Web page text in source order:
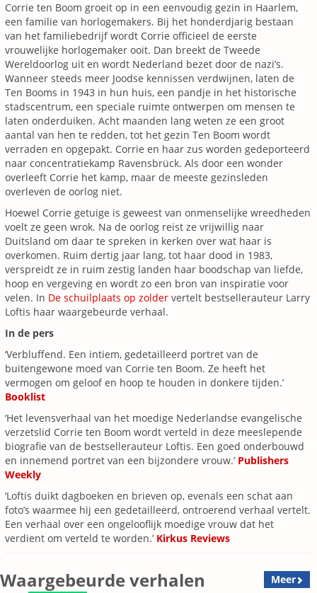
Corrie ten Boom groeit op in een eenvoudig gezin in Haarlem,
een familie van horlogemakers. Bij het honderdjarig bestaan
van het familiebedrijf wordt Corrie officieel de eerste
vrouwelijke horlogemaker ooit. Dan breekt de Tweede
Wereldoorlog uit en wordt Nederland bezet door de nazi’s.
Wanneer steeds meer Joodse kennissen verdwijnen, laten de
Ten Booms in 1943 in hun huis, een pandje in het historische
stadscentrum, een speciale ruimte ontwerpen om mensen te
laten onderduiken. Acht maanden lang weten ze een groot
aantal van hen te redden, tot het gezin Ten Boom wordt
verraden en opgepakt. Corrie en haar zus worden gedeporteerd
naar concentratiekamp Ravensbrück. Als door een wonder
overleeft Corrie het kamp, maar de meeste gezinsleden
overleven de oorlog niet.
Hoewel Corrie getuige is geweest van onmenselijke wreedheden
voelt ze geen wrok. Na de oorlog reist ze vrijwillig naar
Duitsland om daar te spreken in kerken over wat haar is
overkomen. Ruim dertig jaar lang, tot haar dood in 1983,
verspreidt ze in ruim zestig landen haar boodschap van liefde,
hoop en vergeving en wordt zo een bron van inspiratie voor
velen. In De schuilplaats op zolder vertelt bestsellerauteur Larry
Loftis haar waargebeurde verhaal.
In de pers
‘Verbluffend. Een intiem, gedetailleerd portret van de
buitengewone moed van Corrie ten Boom. Ze heeft het
vermogen om geloof en hoop te houden in donkere tijden.’
Booklist
‘Het levensverhaal van het moedige Nederlandse evangelische
verzetslid Corrie ten Boom wordt verteld in deze meeslepende
biografie van de bestsellerauteur Loftis. Een goed onderbouwd
en innemend portret van een bijzondere vrouw.’ Publishers
Weekly
‘Loftis duikt dagboeken en brieven op, evenals een schat aan
foto’s waarmee hij een gedetailleerd, ontroerend verhaal vertelt.
Een verhaal over een ongelooflijk moedige vrouw dat het
verdient om verteld te worden.’ Kirkus Reviews
Waargebeurde verhalen Meer